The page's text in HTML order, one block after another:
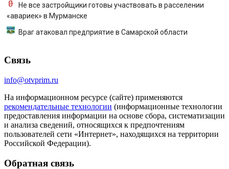
Не все застройщики готовы участвовать в расселении
«авариек» в Мурманске
Враг атаковал предприятие в Самарской области
Связь
info@otvprim.ru
На информационном ресурсе (сайте) применяются
рекомендательные технологии (информационные технологии
предоставления информации на основе сбора, систематизации
и анализа сведений, относящихся к предпочтениям
пользователей сети «Интернет», находящихся на территории
Российской Федерации).
Обратная связь